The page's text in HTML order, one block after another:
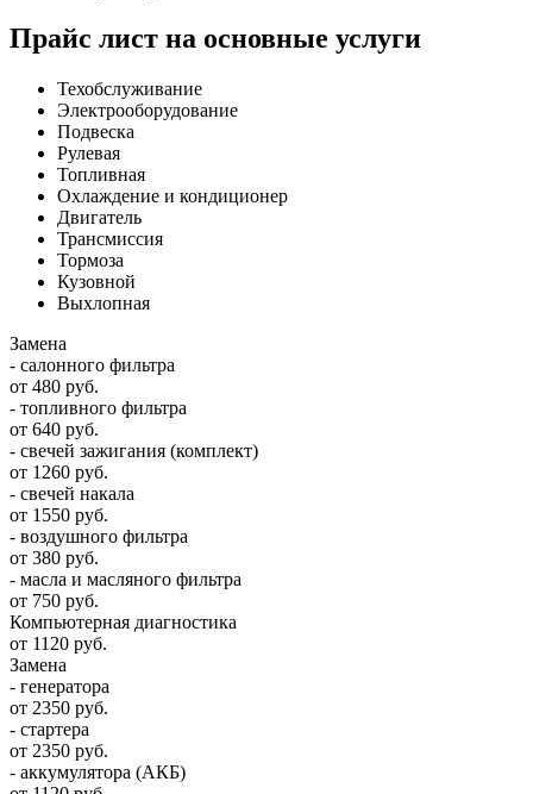
Прайс лист на основные услуги
Техобслуживание
Электрооборудование
Подвеска
Рулевая
Топливная
Охлаждение и кондиционер
Двигатель
Трансмиссия
Тормоза
Кузовной
Выхлопная
Замена
- салонного фильтра
от 480 руб.
- топливного фильтра
от 640 руб.
- свечей зажигания (комплект)
от 1260 руб.
- свечей накала
от 1550 руб.
- воздушного фильтра
от 380 руб.
- масла и масляного фильтра
от 750 руб.
Компьютерная диагностика
от 1120 руб.
Замена
- генератора
от 2350 руб.
- стартера
от 2350 руб.
- аккумулятора (АКБ)